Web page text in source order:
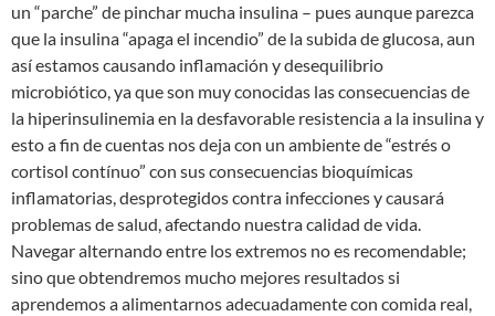
un “parche” de pinchar mucha insulina – pues aunque parezca
que la insulina “apaga el incendio” de la subida de glucosa, aun
así estamos causando inflamación y desequilibrio
microbiótico, ya que son muy conocidas las consecuencias de
la hiperinsulinemia en la desfavorable resistencia a la insulina y
esto a fin de cuentas nos deja con un ambiente de “estrés o
cortisol contínuo” con sus consecuencias bioquímicas
inflamatorias, desprotegidos contra infecciones y causará
problemas de salud, afectando nuestra calidad de vida.
Navegar alternando entre los extremos no es recomendable;
sino que obtendremos mucho mejores resultados si
aprendemos a alimentarnos adecuadamente con comida real,